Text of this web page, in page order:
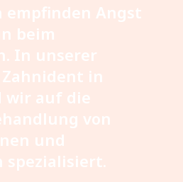
empfinden Angst
beim
In unserer
in
wir auf die
von
und